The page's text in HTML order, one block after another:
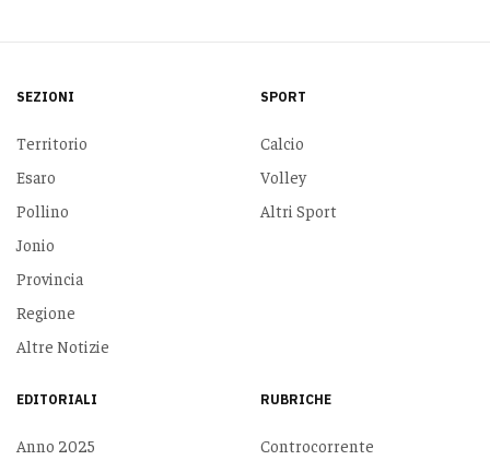
SEZIONI
Territorio
Esaro
Pollino
Jonio
Provincia
Regione
Altre Notizie
SPORT
Calcio
Volley
Altri Sport
EDITORIALI
Anno 2025
RUBRICHE
Controcorrente